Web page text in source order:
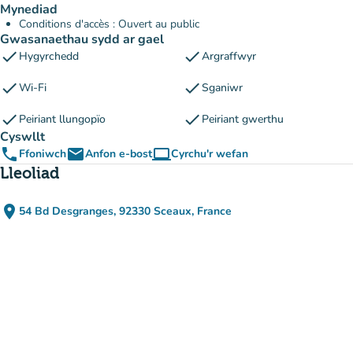
Mynediad
Conditions d'accès : Ouvert au public
Gwasanaethau sydd ar gael
check Hygyrchedd checkArgraffwyr
checkWi-Fi checkSganiwr
check Peiriant llungopïo check Peiriant gwerthu
Cyswllt
phone FfoniwchemailAnfon e-bostcomputerCyrchu'r wefan
(tab newydd)
Lleoliad
place 54 Bd Desgranges, 92330 Sceaux, France
(agor yn Google Maps)
(tab newydd)